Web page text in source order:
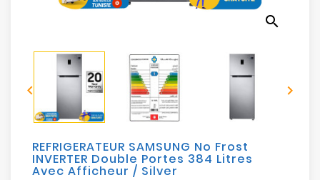
Sécurité
Mobilités
Loisirs
search
 
REFRIGERATEUR SAMSUNG No Frost
INVERTER Double Portes 384 Litres
Avec Afficheur / Silver